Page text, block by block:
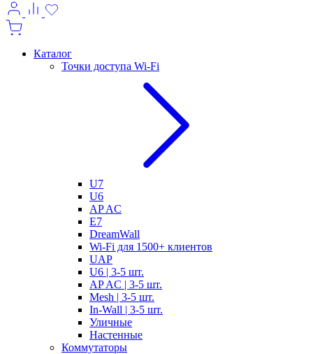
Каталог
Точки доступа Wi-Fi
U7
U6
AP AC
E7
DreamWall
Wi-Fi для 1500+ клиентов
UAP
U6 | 3-5 шт.
AP AC | 3-5 шт.
Mesh | 3-5 шт.
In-Wall | 3-5 шт.
Уличные
Настенные
Коммутаторы